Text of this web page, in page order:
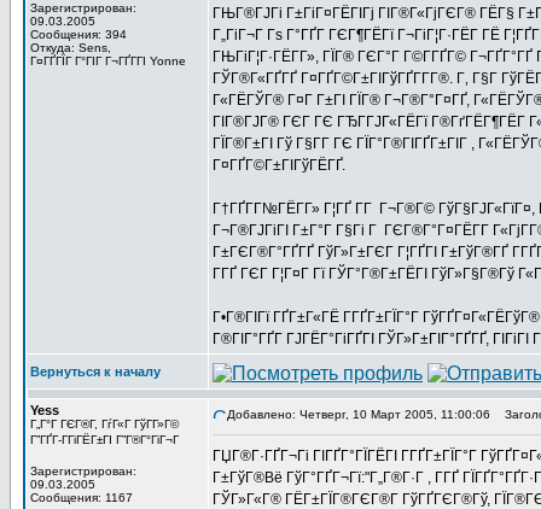
Зарегистрирован:
09.03.2005
Сообщения: 394
Откуда: Sens,
Г¤ГҐГЇГ Г°ГІГ Г¬ГҐГ­ГІ Yonne
ГЊГ®ГЈГі Г±ГіГ¤ГЁГІГј ГІГ®Г«ГјГЄГ® ГЁГ§
Г„ГіГ¬Г Гѕ Г°ГҐГ ГЄГ¶ГЁГї Г¬ГіГ¦Г·ГЁГ­ ГЁ
ГЊГіГ¦Г·ГЁГ­Г», ГЇГ® ГЄГ°Г Г©Г­ГҐГ© Г¬ГҐГ°ГҐ
ГЎГ®Г«ГҐГҐ Г¤ГҐГ©Г±ГІГўГҐГ­Г­Г®. Г‚ Г§Г
Г«ГЁГЎГ® Г¤Г Г±ГІ ГЇГ® Г¬Г®Г°Г¤ГҐ,
ГІГ®ГЈГ® ГЄГ ГЄ ГЂГ­ГЈГ«ГЁГї Г®ГґГЁГ¶ГЁГ
ГЇГ®Г±ГІ Гў Г§Г­Г ГЄ ГЇГ°Г®ГІГҐГ±ГІГ ,
Г¤ГҐГ©Г±ГІГўГЁГҐ.
Г†ГҐГ­Г№ГЁГ­Г» Г¦ГҐ Г­Г Г¬Г®Г© ГўГ§ГЈГ«ГїГ¤,
Г¬Г®ГЈГіГІ Г±Г°Г Г§Гі Г ГЄГ®Г°Г¤ГЁГ­Г
Г±ГЄГ®Г°ГҐГҐ ГўГ»Г±ГЄГ Г¦ГҐГІ Г±ГўГ®ГҐ
Г­ГҐ ГЄГ Г¦Г¤Г Гї ГЎГ°Г®Г±ГЁГІ ГўГ»Г§Г®Гў
Г•Г®ГІГї ГҐГ±Г«ГЁ Г­ГҐГ±ГЇГ°Г
Г®ГІГ°ГҐГ ГЈГЁГ°ГіГҐГІ ГЎГ»Г±ГІГ°ГҐГҐ,
Вернуться к началу
Yess
Г„Г°Г ГЄГ®Г­, ГѓГ«Г ГўГ­Г»Г©
Г”ГҐГ­-ГГіГЁГ±ГІ Г”Г®Г°ГіГ¬Г
Зарегистрирован:
09.03.2005
Сообщения: 1167
Добавлено: Четверг, 10 Март 2005, 11:00:06
ГЏГ®Г·ГҐГ¬Гі ГІГҐГ°ГЇГЁГІ Г­ГҐГ±ГЇГ°Г
Г±ГўГ®Вё ГўГ°ГҐГ¬Гї:"Г„Г®Г·Г , Г­ГҐ
ГЎГ»Г«Г® ГЁГ±ГЇГ®ГЄГ®Г­ ГўГҐГЄГ®Гў,